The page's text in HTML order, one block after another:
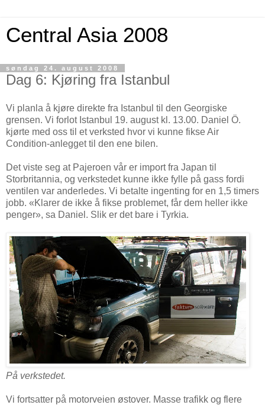
Central Asia 2008
søndag 24. august 2008
Dag 6: Kjøring fra Istanbul
Vi planla å kjøre direkte fra Istanbul til den Georgiske
grensen. Vi forlot Istanbul 19. august kl. 13.00. Daniel Ö.
kjørte med oss til et verksted hvor vi kunne fikse Air
Condition-anlegget til den ene bilen.
Det viste seg at Pajeroen vår er import fra Japan til
Storbritannia, og verkstedet kunne ikke fylle på gass fordi
ventilen var anderledes. Vi betalte ingenting for en 1,5 timers
jobb. «Klarer de ikke å fikse problemet, får dem heller ikke
penger», sa Daniel. Slik er det bare i Tyrkia.
På verkstedet.
Vi fortsatter på motorveien østover. Masse trafikk og flere